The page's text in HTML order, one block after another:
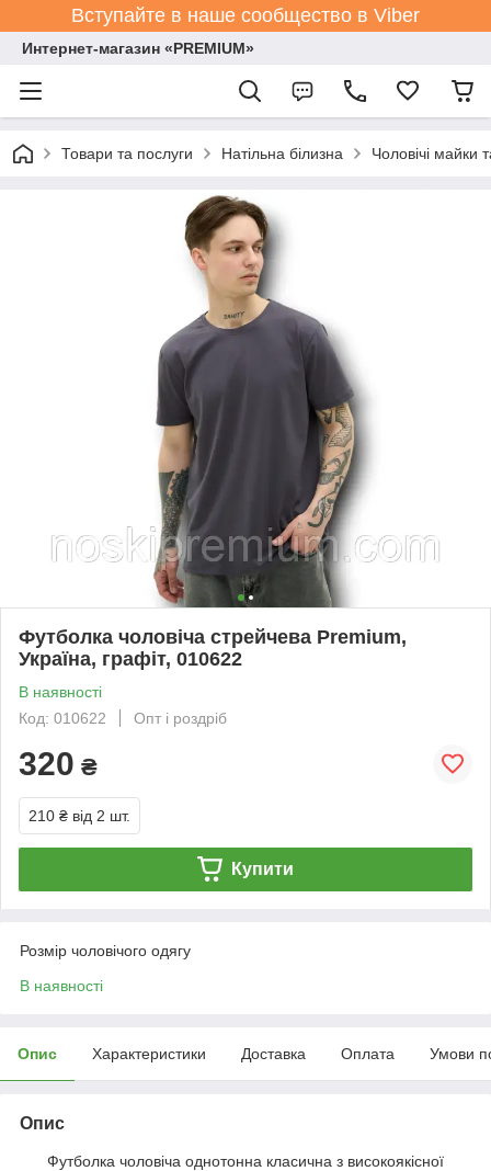
Вступайте в наше сообщество в Viber
Интернет-магазин «PREMIUM»
Товари та послуги Натільна білизна Чоловічі майки
Футболка чоловіча стрейчева Premium,
Україна, графіт, 010622
В наявності
Код: 010622
Опт і роздріб
320 ₴
210 ₴ від 2 шт.
Купити
Розмір чоловічого одягу
В наявності
Опис Характеристики Доставка Оплата Умови
Опис
Футболка чоловіча однотонна класична з високоякісної